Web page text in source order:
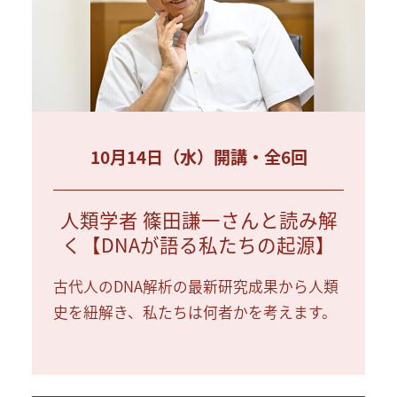
10月14日（水）開講・全6回
人類学者 篠田謙一さんと読み解
く【DNAが語る私たちの起源】
古代人のDNA解析の最新研究成果から人類
史を紐解き、私たちは何者かを考えます。